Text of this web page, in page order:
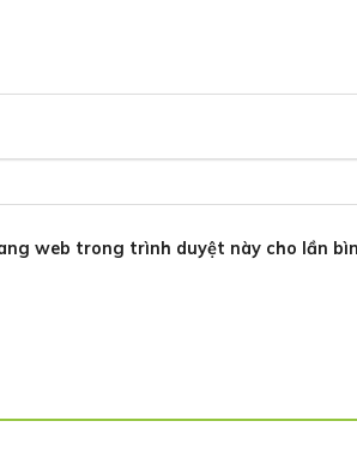
web trong trình duyệt này cho lần